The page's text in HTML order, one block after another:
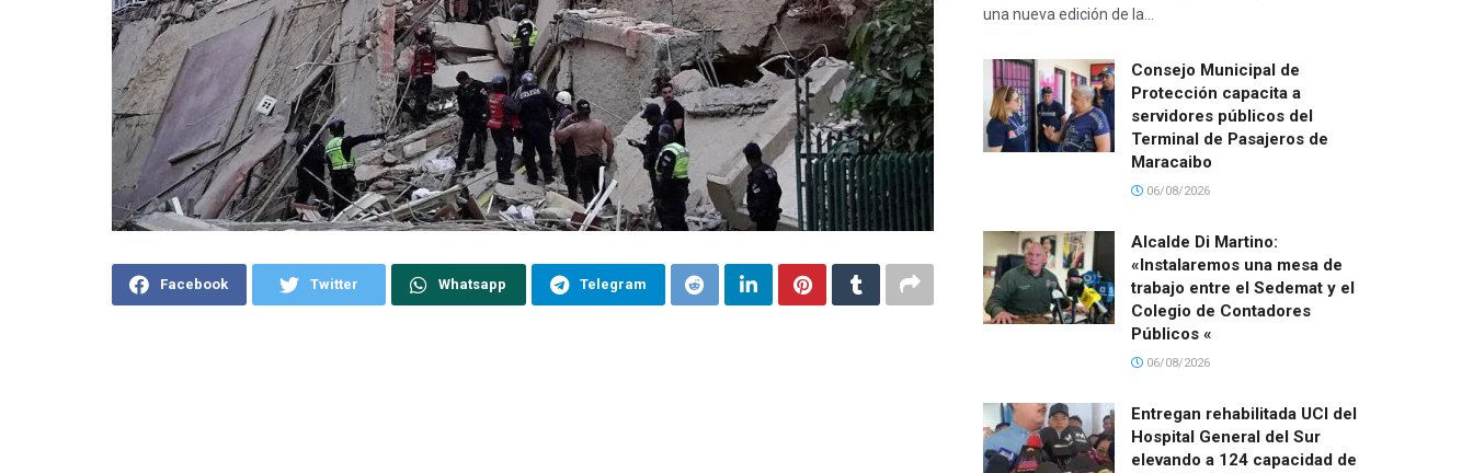
Facebook Twitter Whatsapp Telegram
una nueva edición de la...
Consejo Municipal de
Protección capacita a
servidores públicos del
Terminal de Pasajeros de
Maracaibo
06/08/2026
Alcalde Di Martino:
«Instalaremos una mesa de
trabajo entre el Sedemat y el
Colegio de Contadores
Públicos «
06/08/2026
Entregan rehabilitada UCI del
Hospital General del Sur
elevando a 124 capacidad de